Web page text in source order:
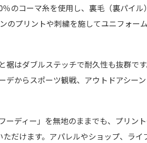
のコーマ糸を使用し、裏毛（裏パイル
のプリントや刺繍を施してユニフォー
はダブルステッチで耐久性も抜群です
からスポーツ観戦、アウトドアシー
ーディー」を無地のままでも、プリン
だけます。アパレルやショップ、ライ